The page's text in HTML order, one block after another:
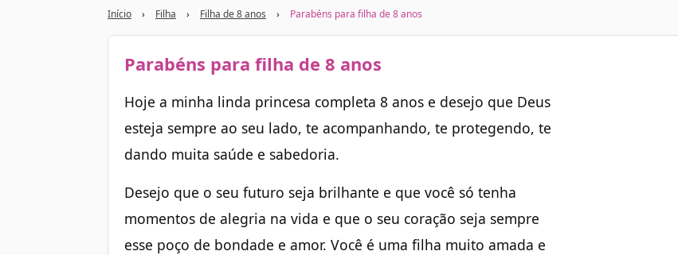
Início › Filha › Filha de 8 anos › Parabéns para filha de 8 anos
Parabéns para filha de 8 anos
Hoje a minha linda princesa completa 8 anos e desejo que Deus
esteja sempre ao seu lado, te acompanhando, te protegendo, te
dando muita saúde e sabedoria.
Desejo que o seu futuro seja brilhante e que você só tenha
momentos de alegria na vida e que o seu coração seja sempre
esse poço de bondade e amor. Você é uma filha muito amada e